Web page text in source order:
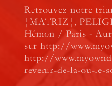
Retrouvez notre
¦MATRIZ¦,
Hémon / Paris -
sur http://
http://
revenir-de-la-ou-le-